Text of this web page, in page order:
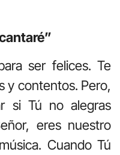
ser felices. Te
y contentos. Pero,
si Tú no alegras
eres nuestro
Cuando Tú